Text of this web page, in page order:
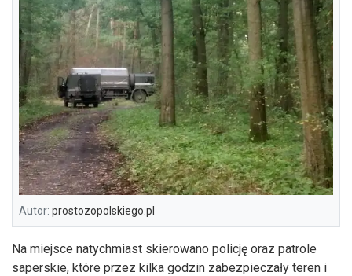
Autor: prostozopolskiego.pl
Na miejsce natychmiast skierowano policję oraz patrole
saperskie, które przez kilka godzin zabezpieczały teren i